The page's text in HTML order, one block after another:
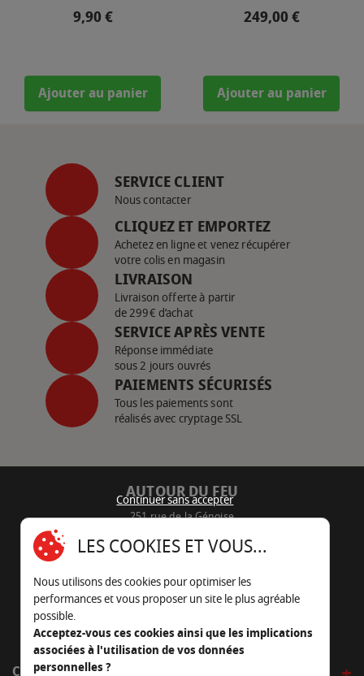
Prix
9,90 €
Ajouter au panier
Prix
249,00 €
Ajouter au panier
SERVICE CLIENT
Nous contacter
CLIQUEZ ET EMPORTEZ
Achetez en ligne et venez récupérer
votre colis en magasin
LIVRAISON
Livraison offerte à partir
de 299€ d’achat
SERVICE APRÈS VENTE
Réponse immédiate
sous 2 jours ouvrés
PAIEMENTS SÉCURISÉS
Tous les paiements sont
réalisés avec cryptage SSL
AUTOUR DU FEU
251 rue de la Génoise
05 45 22 98 09
Nous envoyer un e-mail
CÔTÉ OUTDOOR
Continuer sans accepter
LES COOKIES ET VOUS...
Nous utilisons des cookies pour optimiser les
performances et vous proposer un site le plus agréable
possible.
Acceptez-vous ces cookies ainsi que les implications
associées à l'utilisation de vos données
personnelles ?